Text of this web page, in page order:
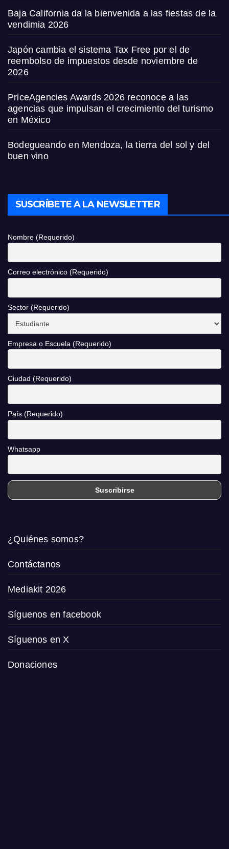
Baja California da la bienvenida a las fiestas de la
vendimia 2026
Japón cambia el sistema Tax Free por el de
reembolso de impuestos desde noviembre de
2026
PriceAgencies Awards 2026 reconoce a las
agencias que impulsan el crecimiento del turismo
en México
Bodegueando en Mendoza, la tierra del sol y del
buen vino
SUSCRÍBETE A LA NEWSLETTER
Nombre (Requerido)
Correo electrónico (Requerido)
Sector (Requerido)
Empresa o Escuela (Requerido)
Ciudad (Requerido)
País (Requerido)
Whatsapp
¿Quiénes somos?
Contáctanos
Mediakit 2026
Síguenos en facebook
Síguenos en X
Donaciones